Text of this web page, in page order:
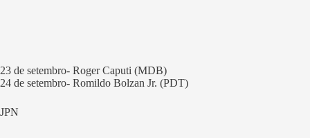
23 de setembro- Roger Caputi (MDB)
24 de setembro- Romildo Bolzan Jr. (PDT)
JPN